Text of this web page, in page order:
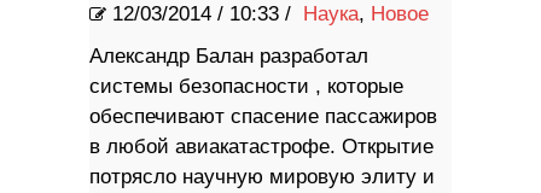
12/03/2014 / 10:33 / Наука, Новое
Александр Балан разработал
системы безопасности , которые
обеспечивают спасение пассажиров
в любой авиакатастрофе. Открытие
потрясло научную мировую элиту и